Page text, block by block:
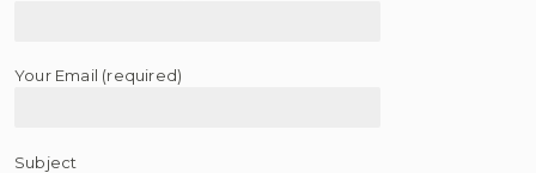
Your Email (required)
Subject